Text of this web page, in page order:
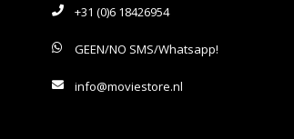
+31 (0)6 18426954
GEEN/NO SMS/Whatsapp!
info@moviestore.nl